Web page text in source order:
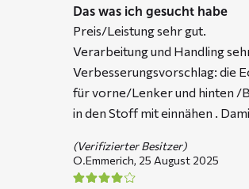
Das was ich gesucht habe
Preis/Leistung sehr gut.
Verarbeitung und Handling
Verbesserungsvorschlag: die
für vorne/Lenker und hinten /
in den Stoff mit einnähen .
(Verifizierter Besitzer)
O.Emmerich, 25 August 2025